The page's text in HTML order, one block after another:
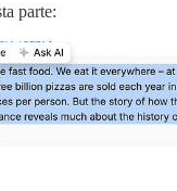
parte: